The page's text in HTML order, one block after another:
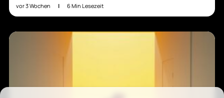
vor 3 Wochen | 6 Min Lesezeit